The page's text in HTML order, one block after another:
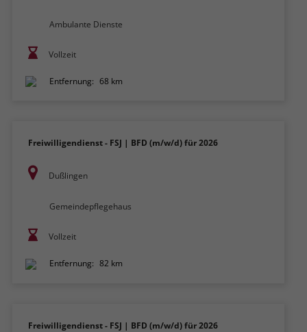
Ambulante Dienste
Vollzeit
Entfernung: 68 km
Freiwilligendienst - FSJ | BFD (m/w/d) für 2026
Dußlingen
Gemeindepflegehaus
Vollzeit
Entfernung: 82 km
Freiwilligendienst - FSJ | BFD (m/w/d) für 2026